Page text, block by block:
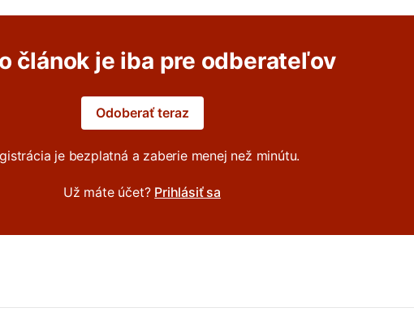
článok je iba pre odberateľov
Odoberať teraz
je bezplatná a zaberie menej než minútu.
Už máte účet? Prihlásiť sa